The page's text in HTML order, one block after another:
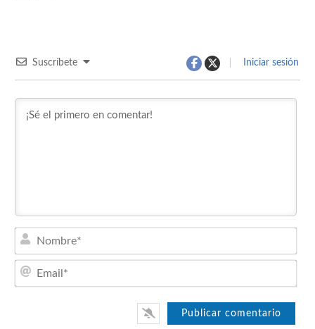
Suscríbete Iniciar sesión